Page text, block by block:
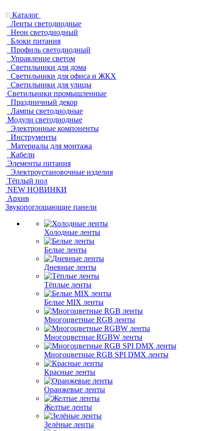
Каталог
Ленты светодиодные
Неон светодиодный
Блоки питания
Профиль светодиодный
Управление светом
Светильники для дома
Светильники для офиса и ЖКХ
Светильники для улицы
Светильники промышленные
Праздничный декор
Лампы светодиодные
Модули светодиодные
Электронные компоненты
Инструменты
Материалы для монтажа
Кабели
Элементы питания
Электроустановочные изделия
Тёплый пол
NEW НОВИНКИ
Архив
Звукопоглощающие панели
Холодные ленты
Белые ленты
Дневные ленты
Тёплые ленты
Белые MIX ленты
Многоцветные RGB ленты
Многоцветные RGBW ленты
Многоцветные RGB SPI DMX ленты
Красные ленты
Оранжевые ленты
Желтые ленты
Зелёные ленты